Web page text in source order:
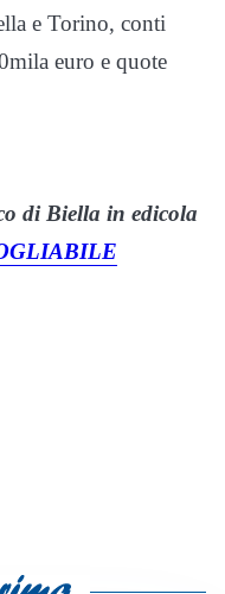
e Torino, conti
euro e quote
di Biella in edicola